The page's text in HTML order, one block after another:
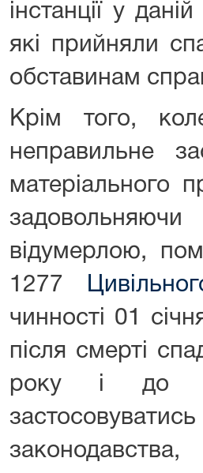
інстанції у
які прийняли
обставинам
Крім того,
неправильне
матеріального
відумерлою,
1277
чинності 01
після смерті
року і до